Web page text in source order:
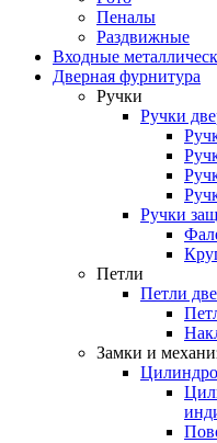
Пеналы
Раздвижные
Входные
Дверная фурнитура
Ручки
Ручки
Ручки
Петли
Петли
Замки и